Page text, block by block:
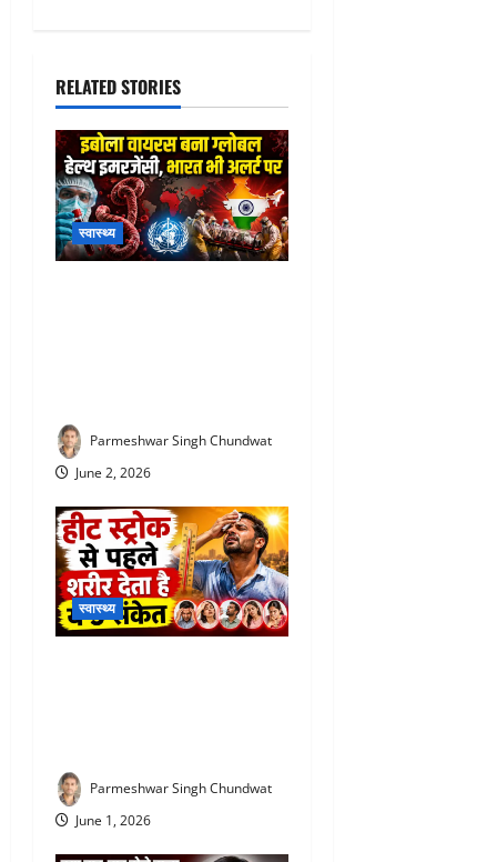
i
g
a
t
i
RELATED STORIES
स्वास्थ्य
Parmeshwar Singh Chundwat
June 2, 2026
स्वास्थ्य
Parmeshwar Singh Chundwat
June 1, 2026